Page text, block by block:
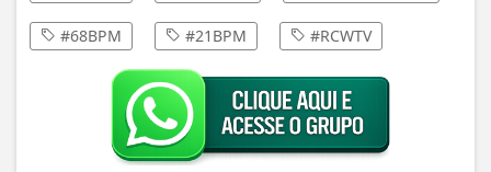
#68BPM #21BPM #RCWTV